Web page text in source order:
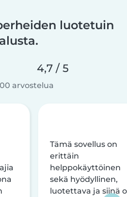
luotetuin
alusta.
4,7 / 5
arvostelua
Tämä sovellus on
erittäin
helppokäyttöinen
sekä hyödyllinen,
luotettava ja siinä